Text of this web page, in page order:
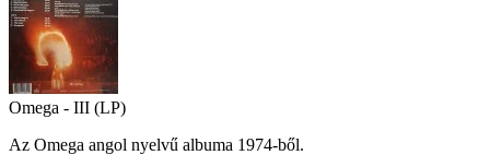
Omega - III (LP)
Az Omega angol nyelvű albuma 1974-ből.